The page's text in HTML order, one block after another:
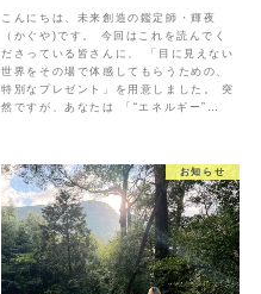
こんにちは、未来創造の鑑定師・輝夜
（かぐや)です。 今回はこれを読んでく
ださっている皆さんに、 「目に見えない
世界をその場で体感してもらうための、
特別なプレゼント」を用意しました。 突
然ですが、あなたは 「“エネルギー”…
お知らせ